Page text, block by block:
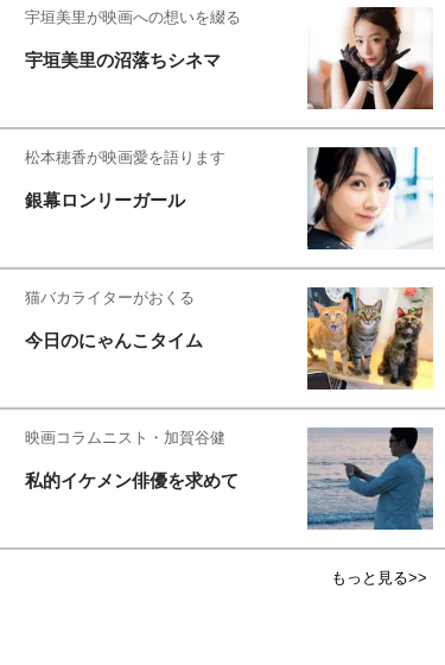
宇垣美里が映画への想いを綴る
宇垣美里の沼落ちシネマ
松本穂香が映画愛を語ります
銀幕ロンリーガール
猫バカライターがおくる
今日のにゃんこタイム
映画コラムニスト・加賀谷健
私的イケメン俳優を求めて
もっと見る>>